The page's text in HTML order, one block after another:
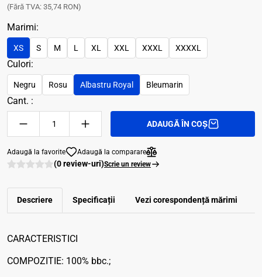
(Fără TVA: 35,74 RON)
Marimi:
XS S M L XL XXL XXXL XXXXL
Culori:
Negru Rosu Albastru Royal Bleumarin
Cant. :
ADAUGĂ ÎN COȘ
Adaugă la favorite Adaugă la comparare
(0 review-uri)Scrie un review
Descriere Specificații Vezi corespondenţă mărimi
CARACTERISTICI
COMPOZITIE: 100% bbc.;